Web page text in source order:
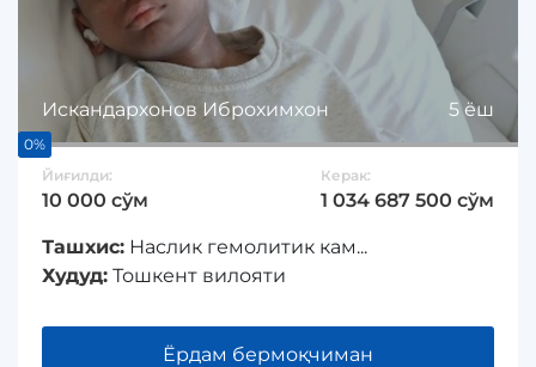
Искандархонов Иброхимхон 5 ёш
0%
Йиғилди:
10 000 сўм
Керак:
1 034 687 500 сўм
Ташхис: Наслик гемолитик кам...
Худуд: Тошкент вилояти
Ёрдам бермоқчиман